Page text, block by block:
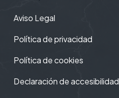
Aviso Legal
Política de privacidad
Política de cookies
Declaración de accesibilidad